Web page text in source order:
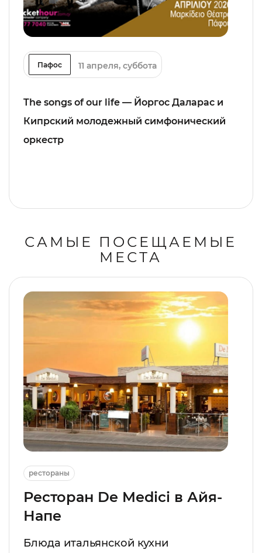
Пафос 11 апреля, суббота
The songs of our life — Йоргос Даларас и
Кипрский молодежный симфонический
оркестр
САМЫЕ ПОСЕЩАЕМЫЕ
МЕСТА
рестораны
Ресторан De Medici в Айя-
Напе
Блюда итальянской кухни